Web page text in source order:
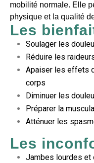
mobilité normale. Elle
physique et la qualité
Les
Soulager les
Réduire les
Apaiser les effets
corps
Diminuer les
Préparer la
Atténuer les
Les
Jambes lourdes et